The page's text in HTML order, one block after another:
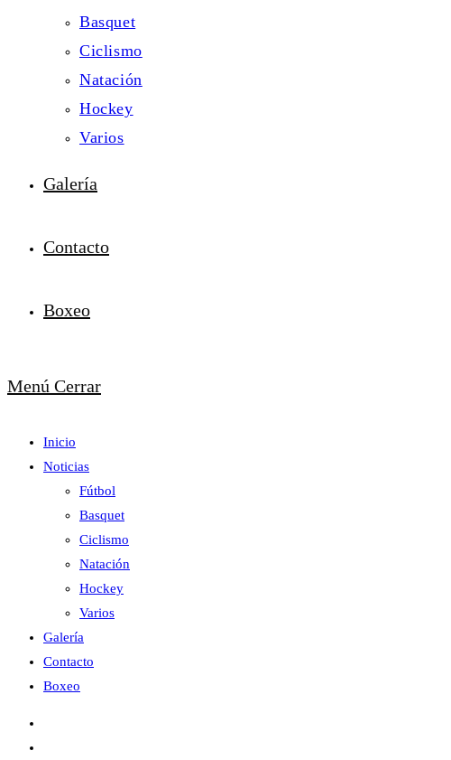
Basquet
Ciclismo
Natación
Hockey
Varios
Galería
Contacto
Boxeo
Menú Cerrar
Inicio
Noticias
Fútbol
Basquet
Ciclismo
Natación
Hockey
Varios
Galería
Contacto
Boxeo